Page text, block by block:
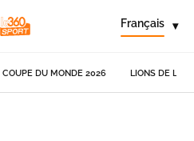
Français ▾
COUPE DU MONDE 2026 LIONS DE